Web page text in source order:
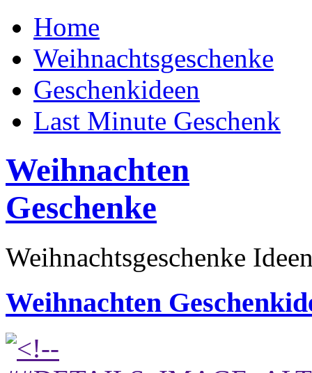
Home
Weihnachtsgeschenke
Geschenkideen
Last Minute Geschenk
Weihnachten
Geschenke
Weihnachtsgeschenke
Weihnachten